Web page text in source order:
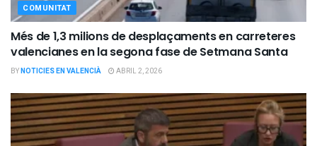
COMUNITAT
Més de 1,3 milions de desplaçaments en carreteres
valencianes en la segona fase de Setmana Santa
BYNOTICIES EN VALENCIÀ ABRIL 2, 2026